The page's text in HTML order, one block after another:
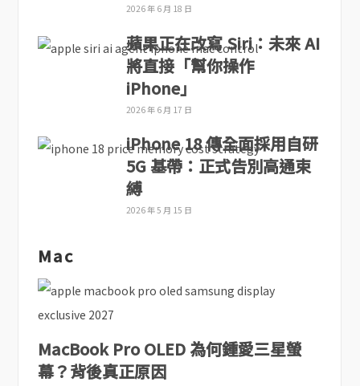
2026 年 6 月 18 日
蘋果正在改寫 Siri：未來 AI
將直接「幫你操作
iPhone」
2026 年 6 月 17 日
iPhone 18 傳全面採用自研
5G 基帶：正式告別高通束
縛
2026 年 5 月 15 日
Mac
MacBook Pro OLED 為何鍾愛三星螢
幕？背後真正原因